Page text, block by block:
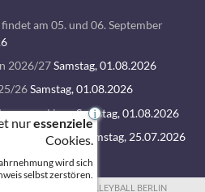
am 05. und 06. September
2026/27Samstag, 01.08.2026
26Samstag, 01.08.2026
LigenSamstag, 01.08.2026
CAMP 2026Samstag, 25.07.2026
nuressenziele
Cookies.
wird sich
selbst zerstören.
i